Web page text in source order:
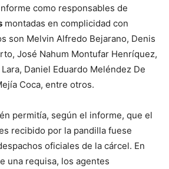
como responsables de
montadas en complicidad con
son Melvin Alfredo Bejarano, Denis
José Nahum Montufar Henríquez,
Daniel Eduardo Meléndez De
Coca, entre otros.
permitía, según el informe, que el
recibido por la pandilla fuese
oficiales de la cárcel. En
una requisa, los agentes